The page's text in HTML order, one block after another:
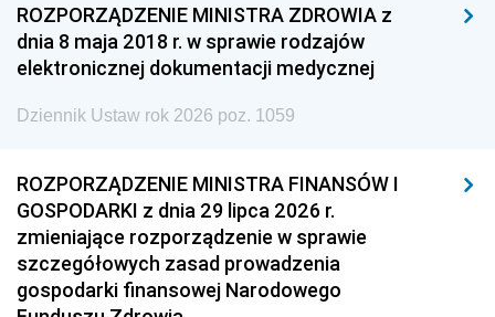
ROZPORZĄDZENIE MINISTRA ZDROWIA z
dnia 8 maja 2018 r. w sprawie rodzajów
elektronicznej dokumentacji medycznej
Dziennik Ustaw rok 2026 poz. 1059
ROZPORZĄDZENIE MINISTRA FINANSÓW I
GOSPODARKI z dnia 29 lipca 2026 r.
zmieniające rozporządzenie w sprawie
szczegółowych zasad prowadzenia
gospodarki finansowej Narodowego